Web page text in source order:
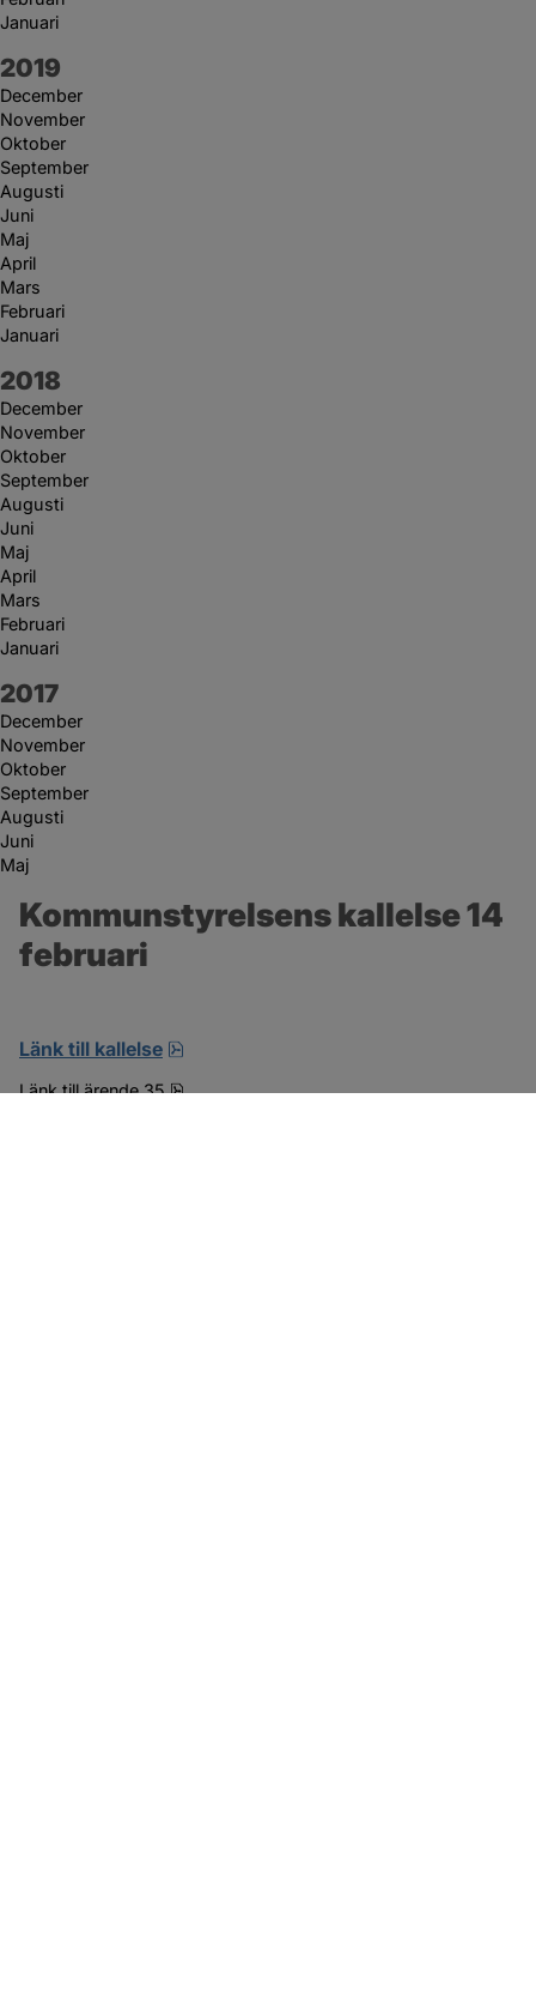
Januari
År:
2019
December
November
Oktober
September
Augusti
Juni
Maj
April
Mars
Februari
Januari
År:
2018
December
November
Oktober
September
Augusti
Juni
Maj
April
Mars
Februari
Januari
År:
2017
December
November
Oktober
September
Augusti
Juni
Maj
Kommunstyrelsens kallelse 14
februari
Länk till kallelse
Länk till ärende 35 pdf, 15.6 MB.